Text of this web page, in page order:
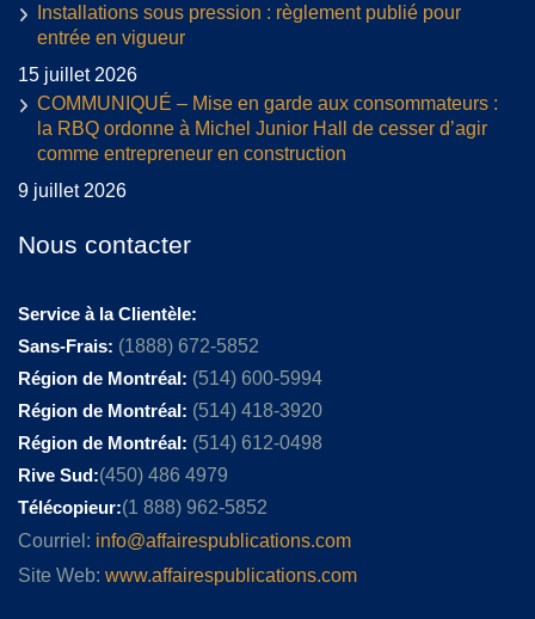
Installations sous pression : règlement publié pour
entrée en vigueur
15 juillet 2026
COMMUNIQUÉ – Mise en garde aux consommateurs :
la RBQ ordonne à Michel Junior Hall de cesser d’agir
comme entrepreneur en construction
9 juillet 2026
Nous contacter
Service à la Clientèle:
Sans-Frais: (1888) 672-5852
Région de Montréal: (514) 600-5994
Région de Montréal: (514) 418-3920
Région de Montréal: (514) 612-0498
Rive Sud:(450) 486 4979
Télécopieur:(1 888) 962-5852
Courriel: info@affairespublications.com
Site Web: www.affairespublications.com